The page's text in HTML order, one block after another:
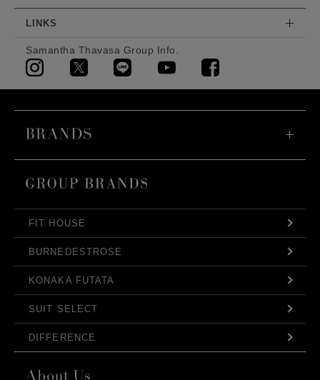
LINKS
Samantha Thavasa Group Info.
FIT HOUSE
BURNEDESTROSE
KONAKA FUTATA
SUIT SELECT
DIFFERENCE